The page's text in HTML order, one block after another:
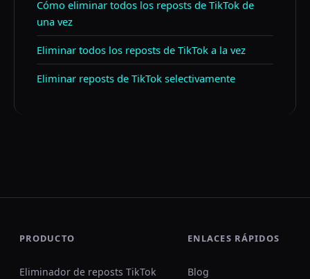
Cómo eliminar todos los reposts de TikTok de
una vez
Eliminar todos los reposts de TikTok a la vez
Eliminar reposts de TikTok selectivamente
PRODUCTO
Eliminador de reposts TikTok
ENLACES RÁPIDOS
Blog